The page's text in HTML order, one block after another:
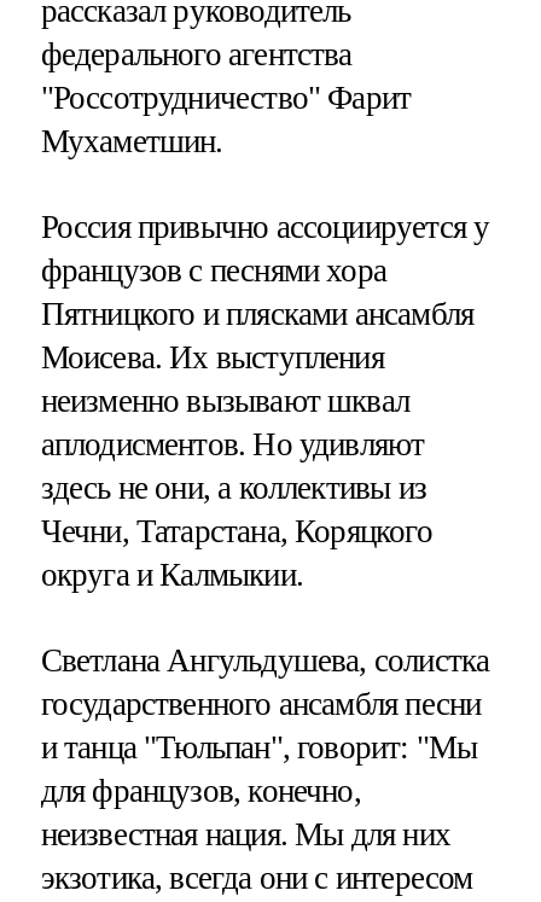
рассказал руководитель
федерального агентства
"Россотрудничество" Фарит
Мухаметшин.
Россия привычно ассоциируется у
французов с песнями хора
Пятницкого и плясками ансамбля
Моисева. Их выступления
неизменно вызывают шквал
аплодисментов. Но удивляют
здесь не они, а коллективы из
Чечни, Татарстана, Коряцкого
округа и Калмыкии.
Светлана Ангульдушева, солистка
государственного ансамбля песни
и танца "Тюльпан", говорит: "Мы
для французов, конечно,
неизвестная нация. Мы для них
экзотика, всегда они с интересом